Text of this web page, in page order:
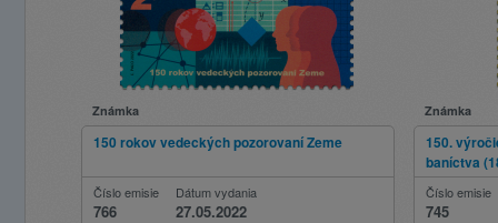
Známka
150 rokov vedeckých pozorovaní Zeme
Číslo emisie
766
Dátum vydania
27.05.2022
Známka
150.
baníctva
Číslo emisie
745